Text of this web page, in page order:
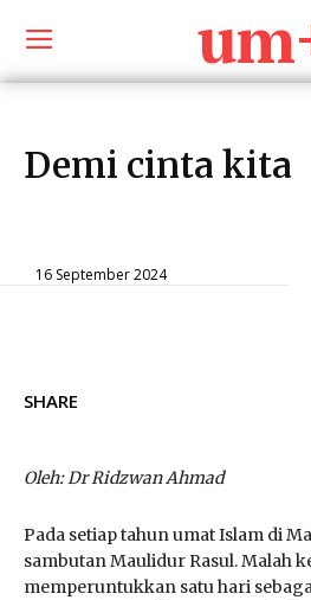
Demi cinta kita
16 September 2024
SHARE
Oleh: Dr Ridzwan Ahmad
Pada setiap tahun umat Islam di
sambutan Maulidur Rasul. Malah
memperuntukkan satu hari